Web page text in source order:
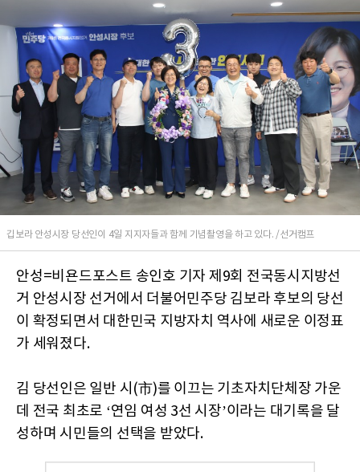
깁보라 안성시장 당선인이 4일 지지자들과 함께 기념촬영을 하고 있다. /선거캠프
안성=비욘드포스트 송인호 기자 제9회 전국동시지방선
거 안성시장 선거에서 더불어민주당 김보라 후보의 당선
이 확정되면서 대한민국 지방자치 역사에 새로운 이정표
가 세워졌다.
김 당선인은 일반 시(市)를 이끄는 기초자치단체장 가운
데 전국 최초로 ‘연임 여성 3선 시장’이라는 대기록을 달
성하며 시민들의 선택을 받았다.